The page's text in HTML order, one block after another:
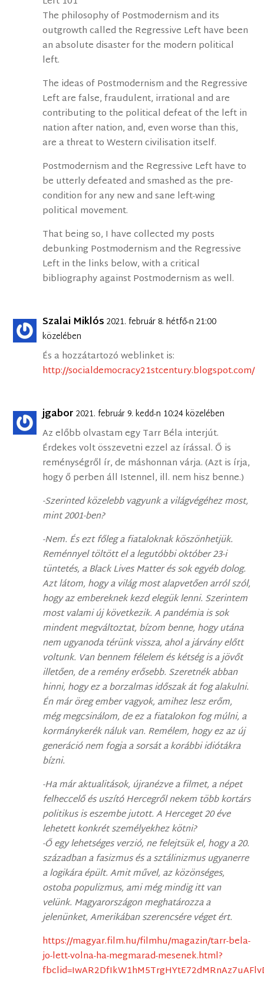
The philosophy of Postmodernism and its
outgrowth called the Regressive Left have been
an absolute disaster for the modern political
left.
The ideas of Postmodernism and the Regressive
Left are false, fraudulent, irrational and are
contributing to the political defeat of the left in
nation after nation, and, even worse than this,
are a threat to Western civilisation itself.
Postmodernism and the Regressive Left have to
be utterly defeated and smashed as the pre-
condition for any new and sane left-wing
political movement.
That being so, I have collected my posts
debunking Postmodernism and the Regressive
Left in the links below, with a critical
bibliography against Postmodernism as well.
Szalai Miklós 2021. február 8. hétfő-n 21:00
közelében
És a hozzátartozó weblinket is:
http://socialdemocracy21stcentury.blogspot.com/
jgabor 2021. február 9. kedd-n 10:24 közelében
Az előbb olvastam egy Tarr Béla interjút.
Érdekes volt összevetni ezzel az írással. Ő is
reménységről ír, de máshonnan várja. (Azt is írja,
hogy ő perben áll Istennel, ill. nem hisz benne.)
-Szerinted közelebb vagyunk a világvégéhez most,
mint 2001-ben?
-Nem. És ezt főleg a fiataloknak köszönhetjük.
Reménnyel töltött el a legutóbbi október 23-i
tüntetés, a Black Lives Matter és sok egyéb dolog.
Azt látom, hogy a világ most alapvetően arról szól,
hogy az embereknek kezd elegük lenni. Szerintem
most valami új következik. A pandémia is sok
mindent megváltoztat, bízom benne, hogy utána
nem ugyanoda térünk vissza, ahol a járvány előtt
voltunk. Van bennem félelem és kétség is a jövőt
illetően, de a remény erősebb. Szeretnék abban
hinni, hogy ez a borzalmas időszak át fog alakulni.
Én már öreg ember vagyok, amihez lesz erőm,
még megcsinálom, de ez a fiatalokon fog múlni, a
kormánykerék náluk van. Remélem, hogy ez az új
generáció nem fogja a sorsát a korábbi idiótákra
bízni.
-Ha már aktualitások, újranézve a filmet, a népet
felheccelő és uszító Hercegről nekem több kortárs
politikus is eszembe jutott. A Herceget 20 éve
lehetett konkrét személyekhez kötni?
-Ő egy lehetséges verzió, ne felejtsük el, hogy a 20.
században a fasizmus és a sztálinizmus ugyanerre
a logikára épült. Amit művel, az közönséges,
ostoba populizmus, ami még mindig itt van
velünk. Magyarországon meghatározza a
jelenünket, Amerikában szerencsére véget ért.
https://magyar.film.hu/filmhu/magazin/tarr-bela-
jo-lett-volna-ha-megmarad-mesenek.html?